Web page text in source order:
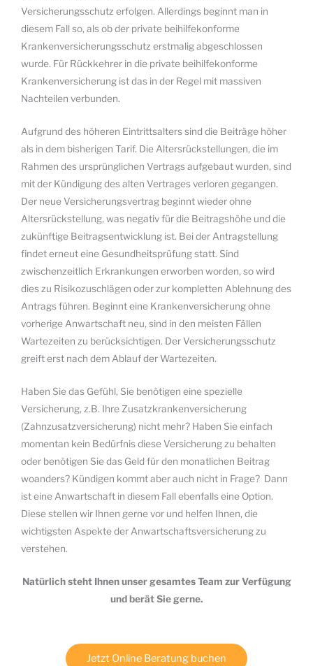
Versicherungsschutz erfolgen. Allerdings beginnt man in
diesem Fall so, als ob der private beihilfekonforme
Krankenversicherungsschutz erstmalig abgeschlossen
wurde. Für Rückkehrer in die private beihilfekonforme
Krankenversicherung ist das in der Regel mit massiven
Nachteilen verbunden.
Aufgrund des höheren Eintrittsalters sind die Beiträge höher
als in dem bisherigen Tarif. Die Altersrückstellungen, die im
Rahmen des ursprünglichen Vertrags aufgebaut wurden, sind
mit der Kündigung des alten Vertrages verloren gegangen.
Der neue Versicherungsvertrag beginnt wieder ohne
Altersrückstellung, was negativ für die Beitragshöhe und die
zukünftige Beitragsentwicklung ist. Bei der Antragstellung
findet erneut eine Gesundheitsprüfung statt. Sind
zwischenzeitlich Erkrankungen erworben worden, so wird
dies zu Risikozuschlägen oder zur kompletten Ablehnung des
Antrags führen. Beginnt eine Krankenversicherung ohne
vorherige Anwartschaft neu, sind in den meisten Fällen
Wartezeiten zu berücksichtigen. Der Versicherungsschutz
greift erst nach dem Ablauf der Wartezeiten.
Haben Sie das Gefühl, Sie benötigen eine spezielle
Versicherung, z.B. Ihre Zusatzkrankenversicherung
(Zahnzusatzversicherung) nicht mehr? Haben Sie einfach
momentan kein Bedürfnis diese Versicherung zu behalten
oder benötigen Sie das Geld für den monatlichen Beitrag
woanders? Kündigen kommt aber auch nicht in Frage? Dann
ist eine Anwartschaft in diesem Fall ebenfalls eine Option.
Diese stellen wir Ihnen gerne vor und helfen Ihnen, die
wichtigsten Aspekte der Anwartschaftsversicherung zu
verstehen.
Natürlich steht Ihnen unser gesamtes Team zur Verfügung
und berät Sie gerne.
Jetzt Online Beratung buchen